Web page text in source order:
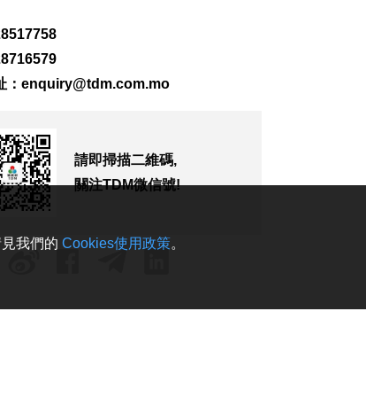
： enquiry@tdm.com.mo
請即掃描二維碼,
關注TDM微信號!
我們的 Cookies使用政策。